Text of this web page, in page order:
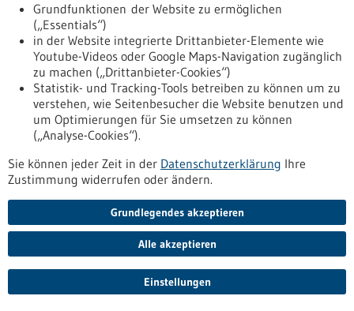
Medizintechnikfirmen in Baden-Württemberg.
https://www.forum-gesundheitsstandort-
bw.de/infothek/news-presse/forum-gesundheitsstandort-
baden-wuerttemberg-auf-wachstumskurs
Pressemitteilung - 09.09.2021
Maschinelles Lernen verbessert die biologische
Bildanalyse
Mit der superauflösenden Mikroskopie gewinnen
die Welt der Zellen und können nanometerkleine Strukturen
im Zellinneren erkunden. Das Verfahren hat die
Lichtmikroskopie revolutioniert und seinen Erfindern 2014
den Nobelpreis für Chemie eingebracht. Tübinger KI-Forscher
haben in einem internationalen Projekt einen Algorithmus
entwickelt, der diese Technologie wesentlich beschleunigt.
Grundfunktionen der Website zu ermöglichen
(„Essentials“)
in der Website integrierte Drittanbieter-Elemente wie
Youtube-Videos oder Google Maps-Navigation zugänglich
zu machen („Drittanbieter-Cookies“)
Statistik- und Tracking-Tools betreiben zu können um zu
verstehen, wie Seitenbesucher die Website benutzen und
um Optimierungen für Sie umsetzen zu können
(„Analyse-Cookies“).
Sie können jeder Zeit in der Datenschutzerklärung Ihre
Zustimmung widerrufen oder ändern.
Grundlegendes akzeptieren
Alle akzeptieren
Einstellungen